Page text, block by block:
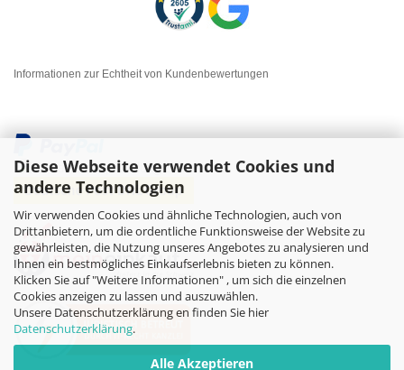
Diese Webseite verwendet Cookies und
andere Technologien
Wir verwenden Cookies und ähnliche Technologien, auch von
Drittanbietern, um die ordentliche Funktionsweise der Website zu
gewährleisten, die Nutzung unseres Angebotes zu analysieren und
Ihnen ein bestmögliches Einkaufserlebnis bieten zu können.
Klicken Sie auf "Weitere Informationen" , um sich die einzelnen
Cookies anzeigen zu lassen und auszuwählen.
Unsere Datenschutzerklärung en finden Sie hier
Datenschutzerklärung.
Alle Akzeptieren
Informationen zur Echtheit von Kundenbewertungen